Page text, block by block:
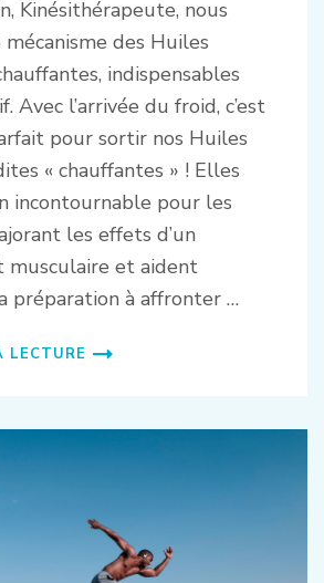
Kinésithérapeute, nous
des Huiles
indispensables
Avec l’arrivée du froid, c’est
pour sortir nos Huiles
« chauffantes » ! Elles
incontournable pour les
les effets d’un
musculaire et aident
préparation à affronter …
LECTURE